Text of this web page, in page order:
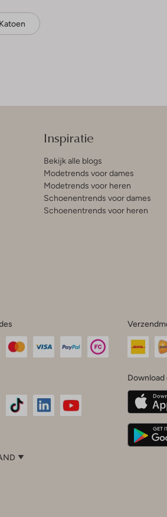
Katoen
Inspiratie
Bekijk alle blogs
Modetrends voor dames
Modetrends voor heren
Schoenentrends voor dames
Schoenentrends voor heren
Download